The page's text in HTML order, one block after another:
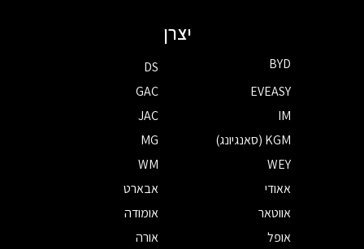
יצרן
BYD
DS
EVEASY
GAC
IM
JAC
KGM (סאנגיונג)
MG
WEY
WM
אאודי
אבארט
אווטאר
אומודה
אופל
אורה